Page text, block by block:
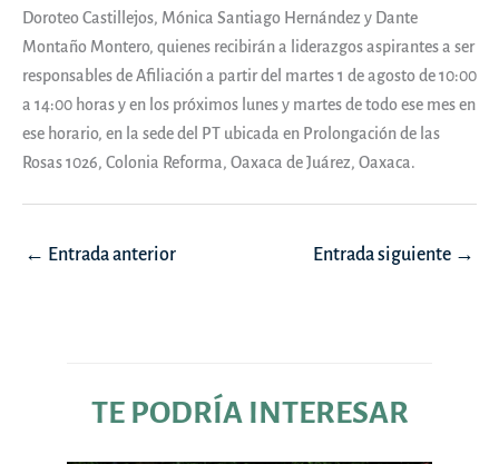
Doroteo Castillejos, Mónica Santiago Hernández y Dante
Montaño Montero, quienes recibirán a liderazgos aspirantes a ser
responsables de Afiliación a partir del martes 1 de agosto de 10:00
a 14:00 horas y en los próximos lunes y martes de todo ese mes en
ese horario, en la sede del PT ubicada en Prolongación de las
Rosas 1026, Colonia Reforma, Oaxaca de Juárez, Oaxaca.
Navegación
← Entrada anterior Entrada siguiente →
TE PODRÍA INTERESAR